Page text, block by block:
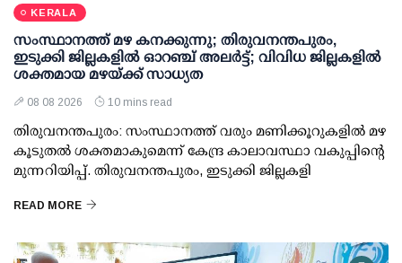
KERALA
സംസ്ഥാനത്ത് മഴ കനക്കുന്നു; തിരുവനന്തപുരം,
ഇടുക്കി ജില്ലകളിൽ ഓറഞ്ച് അലർട്ട്; വിവിധ ജില്ലകളിൽ
ശക്തമായ മഴയ്ക്ക് സാധ്യത
08 08 2026 10 mins read
തിരുവനന്തപുരം: സംസ്ഥാനത്ത് വരും മണിക്കൂറുകളിൽ മഴ
കൂടുതൽ ശക്തമാകുമെന്ന് കേന്ദ്ര കാലാവസ്ഥാ വകുപ്പിന്റെ
മുന്നറിയിപ്പ്. തിരുവനന്തപുരം, ഇടുക്കി ജില്ലകളി
READ MORE